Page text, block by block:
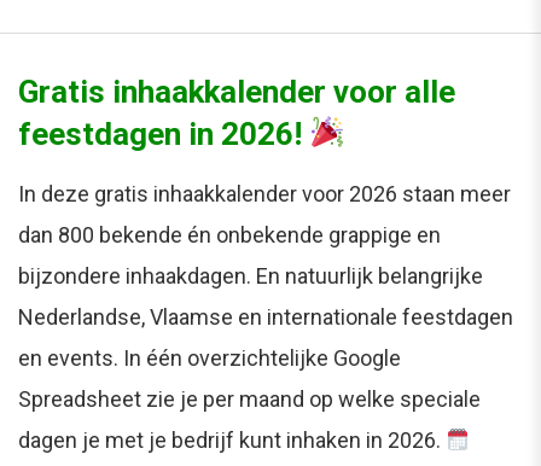
Gratis inhaakkalender voor alle
feestdagen in 2026!
In deze gratis inhaakkalender voor 2026 staan meer
dan 800 bekende én onbekende grappige en
bijzondere inhaakdagen. En natuurlijk belangrijke
Nederlandse, Vlaamse en internationale feestdagen
en events. In één overzichtelijke Google
Spreadsheet zie je per maand op welke speciale
dagen je met je bedrijf kunt inhaken in 2026.